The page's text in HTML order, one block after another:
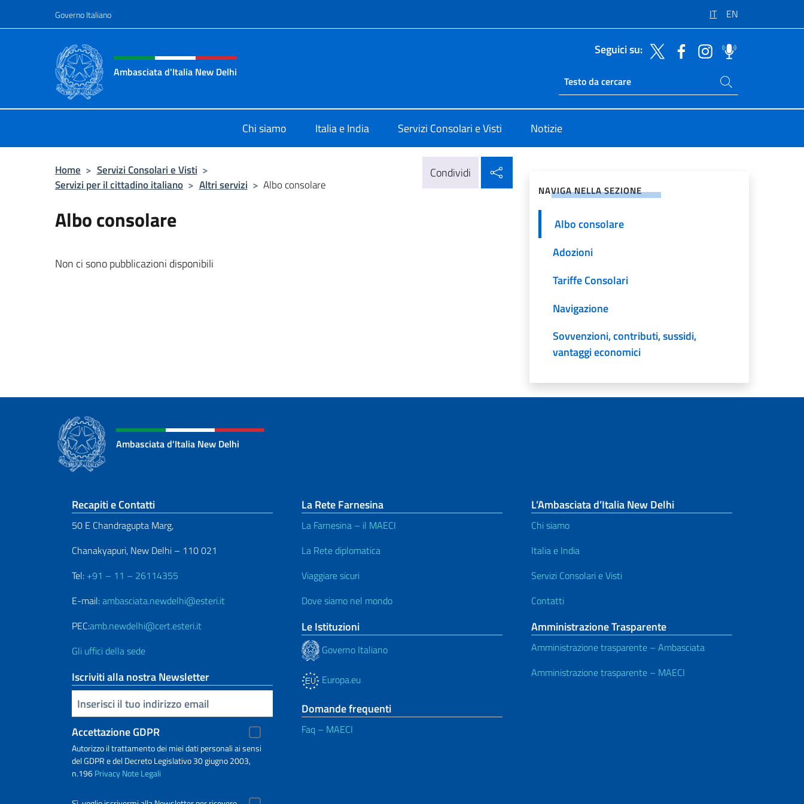
Governo Italiano IT EN
Intestazione sito, social e menù
Ambasciata d'Italia New Delhi
Seguici su:
Ricerca sito live
Cerca nel sito
Chi siamo Italia e India Servizi Consolari e Visti Notizie
Home > Servizi Consolari e Visti >
Servizi per il cittadino italiano > Altri servizi > Albo consolare
Condividi
Albo consolare
Non ci sono pubblicazioni disponibili
NAVIGA NELLA SEZIONE
Albo consolare
Adozioni
Tariffe Consolari
Navigazione
Sovvenzioni, contributi, sussidi,
vantaggi economici
Ambasciata d'Italia New Delhi
Sezione footer
Recapiti e Contatti
50 E Chandragupta Marg,
Chanakyapuri, New Delhi – 110 021
Tel: +91 – 11 – 26114355
E-mail:ambasciata.newdelhi@esteri.it
PEC:amb.newdelhi@cert.esteri.it
Gli uffici della sede
Iscriviti alla nostra Newsletter
Inserisci la tua email
Accettazione GDPR
Autorizzo il trattamento dei miei dati personali ai sensi
del GDPR e del Decreto Legislativo 30 giugno 2003,
n.196PrivacyNote Legali
La Rete Farnesina
La Farnesina – il MAECI
La Rete diplomatica
Viaggiare sicuri
Dove siamo nel mondo
Le Istituzioni
Governo Italiano
Europa.eu
Domande frequenti
Faq – MAECI
L’Ambasciata d’Italia New Delhi
Chi siamo
Italia e India
Servizi Consolari e Visti
Contatti
Amministrazione Trasparente
Amministrazione trasparente – Ambasciata
Amministrazione trasparente – MAECI